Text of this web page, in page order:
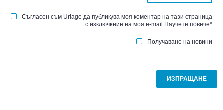
Съгласен съм Uriage да публикува моя коментар на тази страница
с изключение на моя e-mail
Научете повече*
Получаване на новини